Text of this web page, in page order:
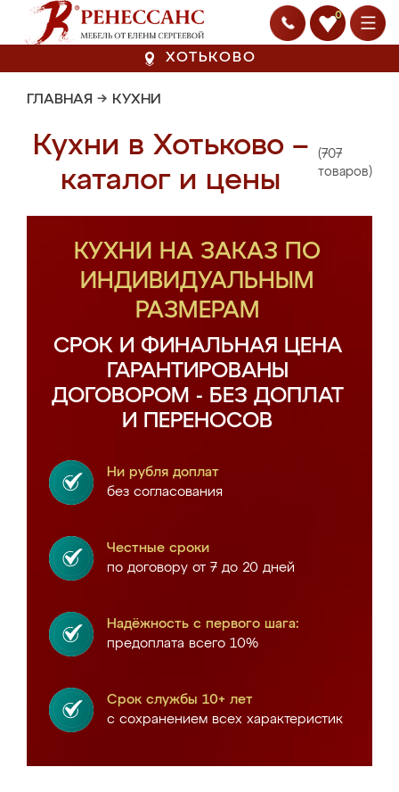
0
ХОТЬКОВО
ГЛАВНАЯ → КУХНИ
Кухни в Хотьково –
каталог и цены
(707
товаров)
КУХНИ НА ЗАКАЗ ПО
ИНДИВИДУАЛЬНЫМ
РАЗМЕРАМ
СРОК И ФИНАЛЬНАЯ ЦЕНА
ГАРАНТИРОВАНЫ
ДОГОВОРОМ - БЕЗ ДОПЛАТ
И ПЕРЕНОСОВ
Ни рубля доплат
без согласования
Честные сроки
по договору от 7 до 20 дней
Надёжность с первого шага:
предоплата всего 10%
Срок службы 10+ лет
с сохранением всех характеристик